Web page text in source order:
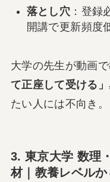
落とし穴 ：登録
開講で更新頻度
大学の先生が動画で
て正座して受ける
たい人には不向き。
3. 東京大学 数理
材｜教養レベルか